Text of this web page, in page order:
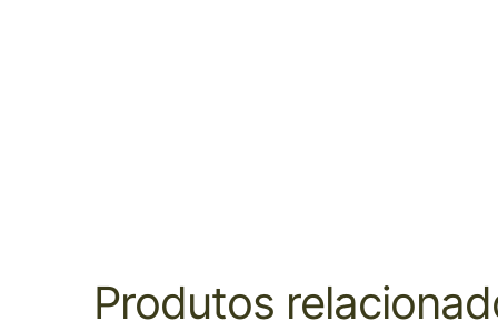
Produtos